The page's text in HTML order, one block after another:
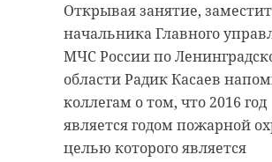
Открывая занятие,
начальника Главного
МЧС России по
области Радик Касаев
коллегам о том, что 2016 год
является годом пожарной
целью которого является
Руслан Семенченко
чтобы историки-
больше узнали о жизни
этом году бельгийские
рассекретят документы 100-
летней давности и, может
удастся узнать, какой была
демонстрация основных
наступательных элементов
Красной Армии,
и штурм укрепленных
сооружений.